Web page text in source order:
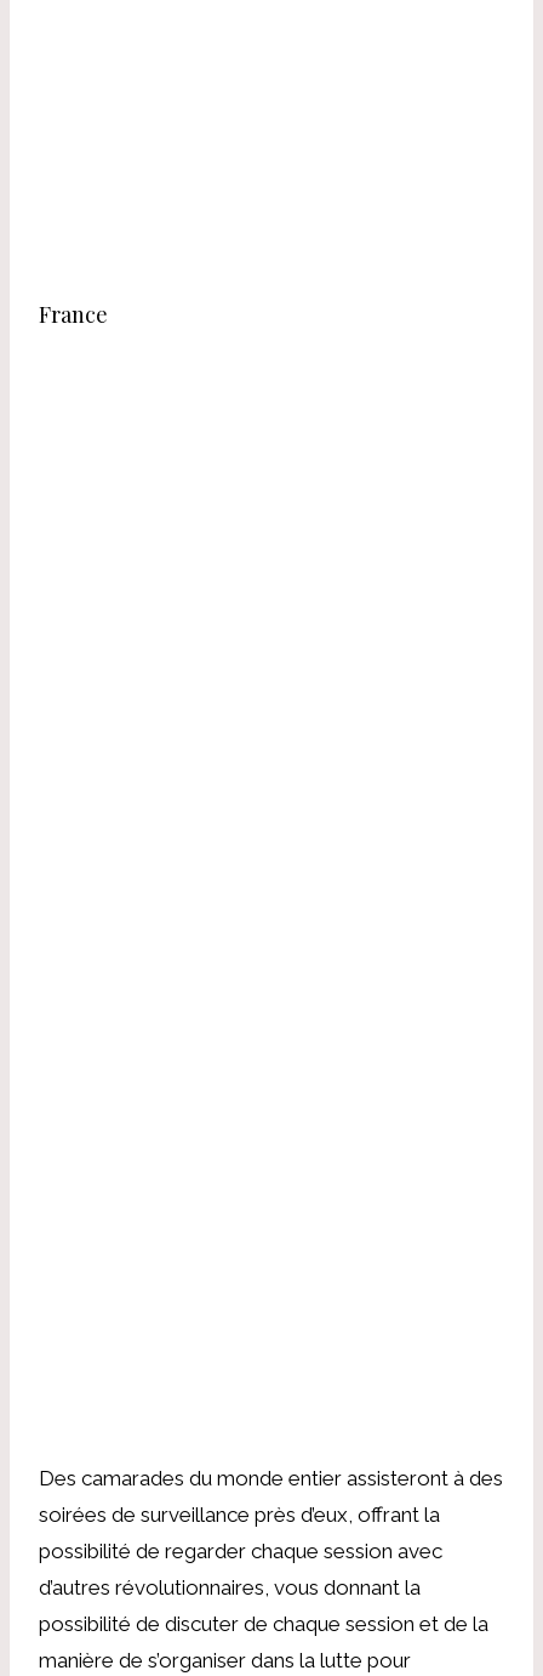
France
Des camarades du monde entier assisteront à des
soirées de surveillance près d’eux, offrant la
possibilité de regarder chaque session avec
d’autres révolutionnaires, vous donnant la
possibilité de discuter de chaque session et de la
manière de s’organiser dans la lutte pour